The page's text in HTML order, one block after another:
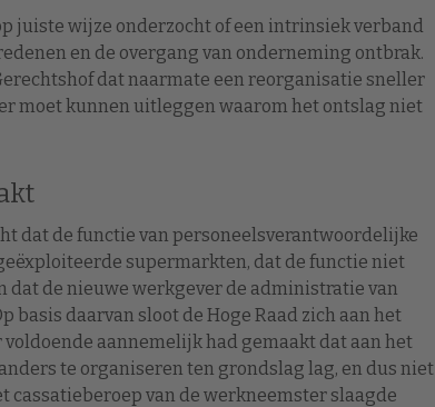
juiste wijze onderzocht of een intrinsiek verband
en de overgang van onderneming ontbrak.
dat naarmate een reorganisatie sneller
moet kunnen uitleggen waarom het ontslag niet
dat de functie van personeelsverantwoordelijke
supermarkten, dat de functie niet
dat de nieuwe werkgever de administratie van
basis daarvan sloot de Hoge Raad zich aan het
aannemelijk had gemaakt dat aan het
te organiseren ten grondslag lag, en dus niet
cassatieberoep van de werkneemster slaagde